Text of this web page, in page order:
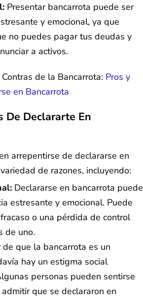
Presentar bancarrota puede ser
y emocional, ya que
no puedes pagar tus deudas y
a activos.
de la Bancarrota: Pros y
en Bancarrota
De Declararte En
arrepentirse de declararse en
de razones, incluyendo:
Declararse en bancarrota puede
estresante y emocional. Puede
o una pérdida de control
de uno.
que la bancarrota es un
hay un estigma social
personas pueden sentirse
que se declararon en